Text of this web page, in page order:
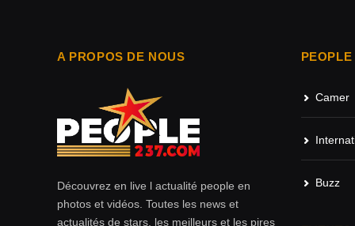
A PROPOS DE NOUS
Découvrez en live l actualité people en
photos et vidéos. Toutes les news et
actualités de stars, les meilleurs et les pires
PEOPLE
Camer
Buzz